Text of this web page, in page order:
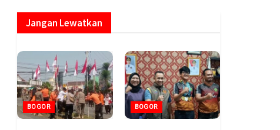
Jangan Lewatkan
BOGOR BOGOR